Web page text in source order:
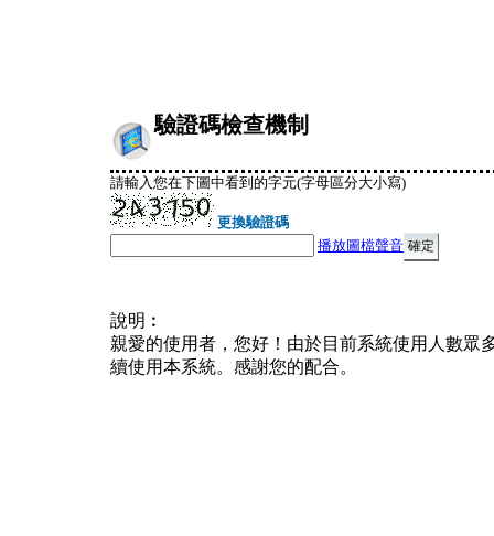
驗證碼檢查機制
請輸入您在下圖中看到的字元(字母區分大小寫)
更換驗證碼
播放圖檔聲音
說明︰
親愛的使用者，您好！由於目前系統使用人數眾
續使用本系統。感謝您的配合。